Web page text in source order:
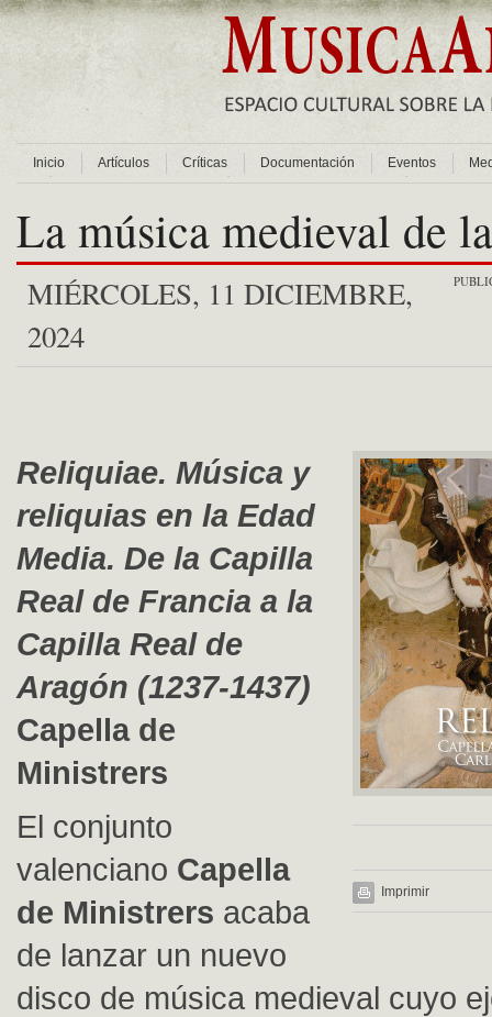
Inicio Artículos Críticas Documentación Eventos
La música medieval de
MIÉRCOLES, 11 DICIEMBRE,
2024
Imprimir
Reliquiae. Música y
reliquias en la Edad
Media. De la Capilla
Real de Francia a la
Capilla Real de
Aragón (1237-1437)
Capella de
Ministrers
El conjunto
valenciano Capella
de Ministrers acaba
de lanzar un nuevo
disco de música medieval cuyo